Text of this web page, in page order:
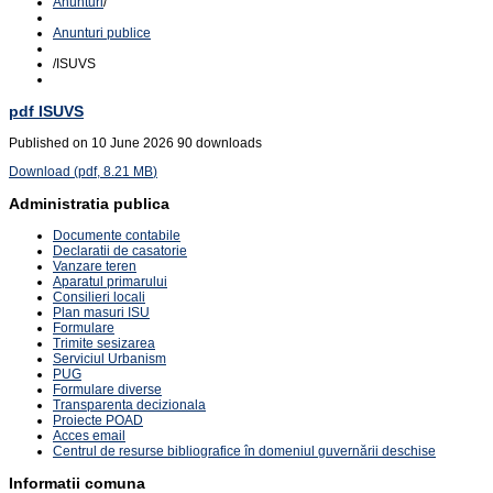
Anunturi publice
/ISUVS
pdf ISUVS
Published on 10 June 2026 90 downloads
Download (pdf, 8.21 MB)
Administratia publica
Documente contabile
Declaratii de casatorie
Vanzare teren
Aparatul primarului
Consilieri locali
Plan masuri ISU
Formulare
Trimite sesizarea
Serviciul Urbanism
PUG
Formulare diverse
Transparenta decizionala
Proiecte POAD
Acces email
Centrul de resurse bibliografice în domeniul guvernării deschise
Informatii comuna